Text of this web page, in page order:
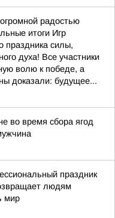
радостью
итоги Игр
праздника силы,
духа! Все участники
волю к победе, а
доказали: будущее...
во время сбора ягод
праздник
людям
мир